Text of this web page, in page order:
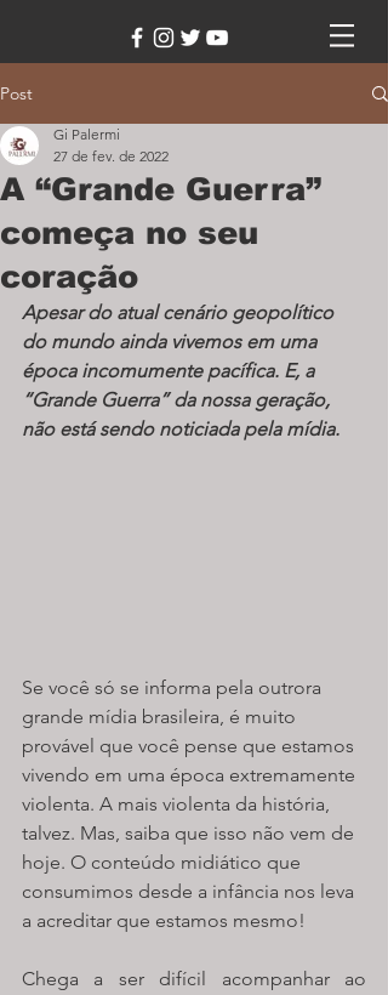
Post
A “Grande Guerra”
começa no seu
coração
Gi Palermi
27 de fev. de 2022
Apesar do atual cenário geopolítico
do mundo ainda vivemos em uma
época incomumente pacífica. E, a
“Grande Guerra” da nossa geração,
não está sendo noticiada pela mídia.
Se você só se informa pela outrora
grande mídia brasileira, é muito
provável que você pense que estamos
vivendo em uma época extremamente
violenta. A mais violenta da história,
talvez. Mas, saiba que isso não vem de
hoje. O conteúdo midiático que
consumimos desde a infância nos leva
a acreditar que estamos mesmo!
Chega a ser difícil acompanhar ao